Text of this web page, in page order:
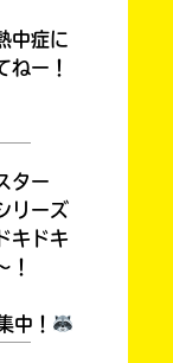
中症に
ねー！
ター
リーズ
キドキ
！
中！